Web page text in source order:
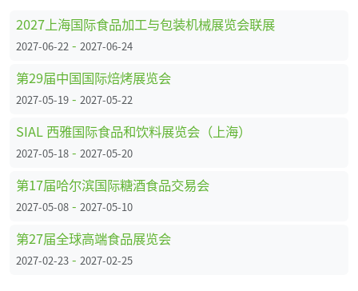
2027上海国际食品加工与包装机械展览会联展
2027-06-22 - 2027-06-24
第29届中国国际焙烤展览会
2027-05-19 - 2027-05-22
SIAL 西雅国际食品和饮料展览会（上海）
2027-05-18 - 2027-05-20
第17届哈尔滨国际糖酒食品交易会
2027-05-08 - 2027-05-10
第27届全球高端食品展览会
2027-02-23 - 2027-02-25